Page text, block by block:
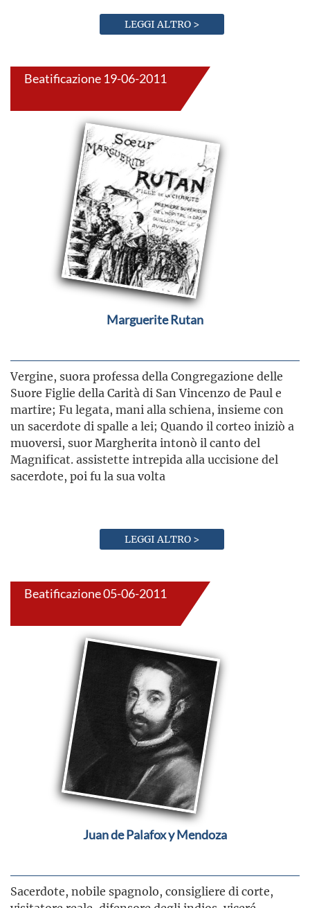
LEGGI ALTRO >
Beatificazione 19-06-2011
Marguerite Rutan
Vergine, suora professa della Congregazione delle
Suore Figlie della Carità di San Vincenzo de Paul e
martire; Fu legata, mani alla schiena, insieme con
un sacerdote di spalle a lei; Quando il corteo iniziò a
muoversi, suor Margherita intonò il canto del
Magnificat. assistette intrepida alla uccisione del
sacerdote, poi fu la sua volta
LEGGI ALTRO >
Beatificazione 05-06-2011
Juan de Palafox y Mendoza
Sacerdote, nobile spagnolo, consigliere di corte,